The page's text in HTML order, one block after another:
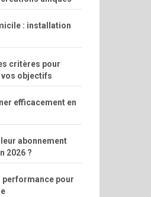
: installation
critères pour
vos objectifs
efficacement en
abonnement
2026 ?
performance pour